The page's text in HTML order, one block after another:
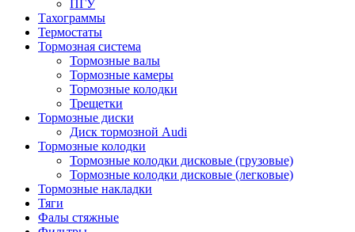
ПГУ
Тахограммы
Термостаты
Тормозная система
Тормозные валы
Тормозные камеры
Тормозные колодки
Трещетки
Тормозные диски
Диск тормозной Audi
Тормозные колодки
Тормозные колодки дисковые (грузовые)
Тормозные колодки дисковые (легковые)
Тормозные накладки
Тяги
Фалы стяжные